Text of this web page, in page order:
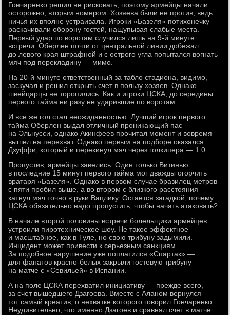
Гончаренко решил не рисковать, поэтому армейцы начали
осторожно, вторым номером. Хозяева были не против, ведь
ничья их вполне устраивала. Игроки «Базеля» потихонечку
раскачивали оборону гостей, нащупывая слабые места.
Первый удар по воротам случился лишь на 9-й минуте
встречи. Оберлен почти от центральной линии добежал
до левого края штрафной и с острого угла попытался вогнать
мяч под перекладину — мимо.
На 20-й минуте ответственный за табло стадиона, видимо,
заскучал и решил открыть счет в пользу хозяев. Однако
швейцарцы не торопились. Как и игроки ЦСКА, до середины
первого тайма ни разу не ударившие по воротам.
И все же гол стал неожиданностью. Лучший игрок первого
тайма Оберлен выдал отличный проникающий пас
на Эльнусси, однако Акинфеев прочитал момент и вовремя
вышел на перехват. Однако первым на подборе оказался
Дзуффи, который и перекинул мяч через голкипера — 1:0.
Пропустив, армейцы завелись. Один только Витинью
в последние 15 минут первого тайма мог дважды огорчить
вратаря «Базеля». Однако в первом случае бразилец метров
с пяти пробил выше, а во втором с близкого расстояния
катнул мяч точно в руки Вацлику. Остается загадкой, почему
ЦСКА обязательно надо пропустить, чтобы начать атаковать?
В начале второй половины встречи болельщики армейцев
устроили пиротехническое шоу. Не такое эффектное
и масштабное, как в Туле, но свою трибуну задымили.
Инцидент может привести к серьезным санкциям.
За подобное нарушение уже поплатился «Спартак» —
для фанатов красно-белых закрыли гостевую трибуну
на матче с «Севильей» в Испании.
А на поле ЦСКА перехватил инициативу — прежде всего,
за счет вышедшего Дзагоева. Вместе с Аланом вернулся
тот самый креатив, о нехватке которого говорил Гончаренко.
Неудивительно, что именно Дзагоев и сравнял счет в матче.